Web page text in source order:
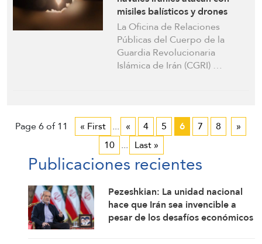
misiles balísticos y drones
instalaciones militares e
infraestructura
estadounidenses en el Golfo
Pérsico
La Oficina de Relaciones
Públicas del Cuerpo de la
Guardia Revolucionaria
Islámica de Irán (CGRI) …
Page 6 of 11 « First ... « 4 5 6 7 8
»
10 ... Last »
Publicaciones recientes
Pezeshkian: La unidad nacional
hace que Irán sea invencible a
pesar de los desafíos económicos